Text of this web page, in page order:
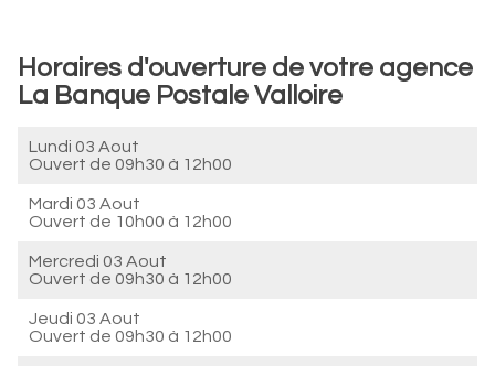
Horaires d'ouverture de votre agence
La Banque Postale Valloire
Lundi 03 Aout
Ouvert de 09h30 à 12h00
Mardi 03 Aout
Ouvert de 10h00 à 12h00
Mercredi 03 Aout
Ouvert de 09h30 à 12h00
Jeudi 03 Aout
Ouvert de 09h30 à 12h00